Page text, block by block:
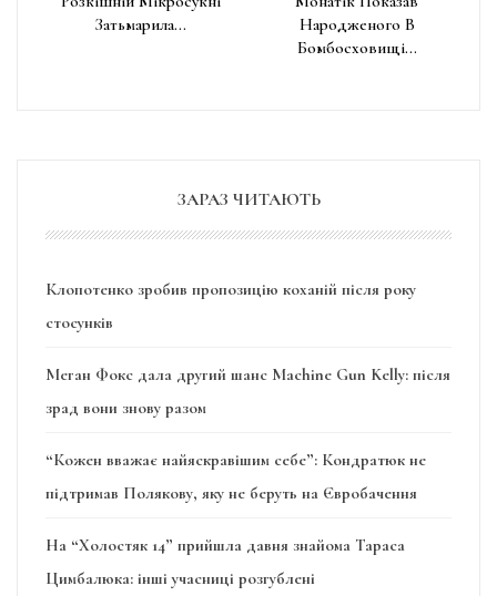
Затьмарила…
Народженого В
Бомбосховищі…
ЗАРАЗ ЧИТАЮТЬ
Клопотенко зробив пропозицію коханій після року
стосунків
Меган Фокс дала другий шанс Machine Gun Kelly: після
зрад вони знову разом
“Кожен вважає найяскравішим себе”: Кондратюк не
підтримав Полякову, яку не беруть на Євробачення
На “Холостяк 14” прийшла давня знайома Тараса
Цимбалюка: інші учасниці розгублені